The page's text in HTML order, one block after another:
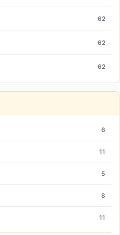
62
62
62
6
11
5
8
11